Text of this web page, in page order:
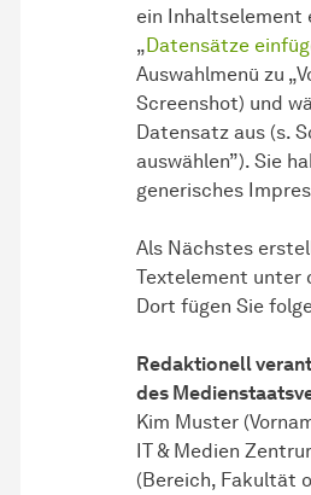
ein Inhaltselement
„Datensätze
Auswahlmenü zu
Screenshot) und
Datensatz aus (s.
auswählen”). Sie
generisches
Als Nächstes
Textelement unter
Dort fügen Sie
Redaktionell
des
Kim Muster
IT & Medien
(Bereich, Fakultät